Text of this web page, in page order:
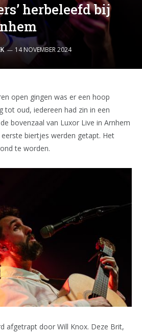
herbeleefd bij
14 NOVEMBER 2024
open gingen was er een hoop
tot oud, iedereen had zin in een
bovenzaal van Luxor Live in Arnhem
biertjes werden getapt. Het
te worden.
afgetrapt door Will Knox. Deze Brit,